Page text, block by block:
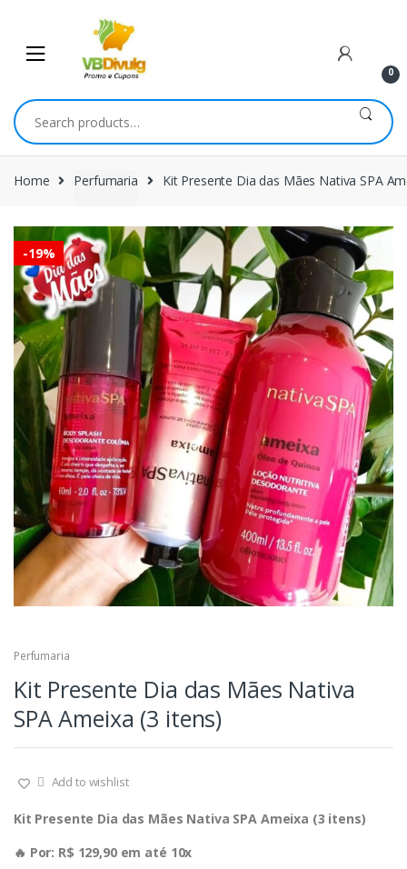
navigation
content
0
Search
for:
Home Perfumaria Kit Presente Dia das Mães Nativa SPA
-19%
Perfumaria
Kit Presente Dia das Mães Nativa
SPA Ameixa (3 itens)
Add to wishlist
Kit Presente Dia das Mães Nativa SPA Ameixa (3 itens)
🔥 Por: R$ 129,90 em até 10x